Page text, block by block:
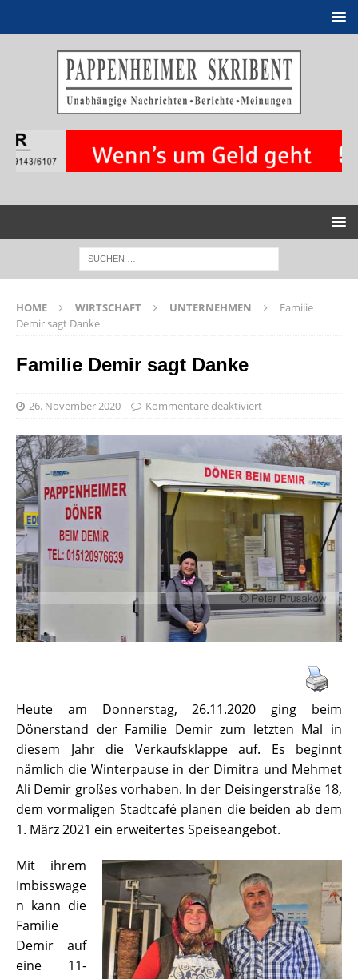
HOME WIRTSCHAFT UNTERNEHMEN
Familie
Demir sagt Danke
Familie Demir sagt Danke
26. November 2020 Kommentare deaktiviert
Heute am Donnerstag, 26.11.2020 ging beim
Dönerstand der Familie Demir zum letzten Mal in
diesem Jahr die Verkaufsklappe auf. Es beginnt
nämlich die Winterpause in der Dimitra und Mehmet
Ali Demir großes vorhaben. In der Deisingerstraße 18,
dem vormaligen Stadtcafé planen die beiden ab dem
1. März 2021 ein erweitertes Speiseangebot.
Mit ihrem
Imbisswage
n kann die
Familie
Demir auf
eine 11-